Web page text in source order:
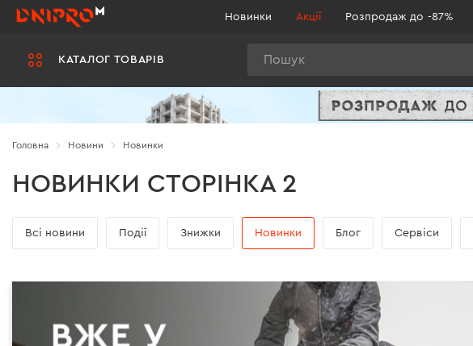
КАТАЛОГ ТОВАРІВ
Новинки Акції Розпродаж до -87%
Головна Новини Новинки
НОВИНКИ СТОРІНКА 2
Всі новини Події Знижки Новинки Блог Сервіси